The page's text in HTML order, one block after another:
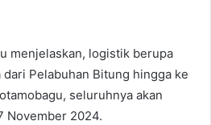
menjelaskan, logistik berupa
Pelabuhan Bitung hingga ke
seluruhnya akan
November 2024.